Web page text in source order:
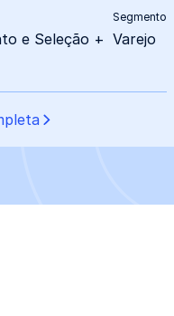
e Seleção +
Segmento
Varejo